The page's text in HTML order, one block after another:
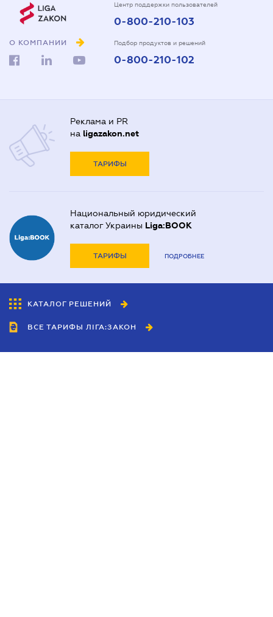
О КОМПАНИИ
Центр поддержки пользователей
0-800-210-103
Подбор продуктов и решений
0-800-210-102
Реклама и PR
на ligazakon.net
ТАРИФЫ
Национальный юридический
каталог Украины Liga:BOOK
ТАРИФЫ ПОДРОБНЕЕ
КАТАЛОГ РЕШЕНИЙ
ВСЕ ТАРИФЫ ЛІГА:ЗАКОН